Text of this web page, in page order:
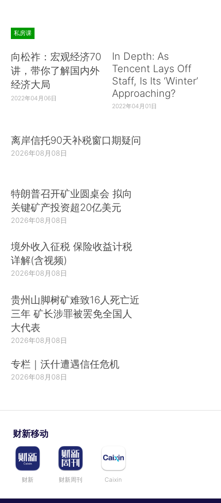
私房课
向松祚：宏观经济70
讲，带你了解国内外
经济大局
2022年04月06日
In Depth: As
Tencent Lays Off
Staff, Is Its ‘Winter’
Approaching?
2022年04月01日
离岸信托90天补税窗口期疑问
2026年08月08日
特朗普召开矿业圆桌会 拟向
关键矿产投资超20亿美元
2026年08月08日
境外收入征税 保险收益计税
详解(含视频)
2026年08月08日
贵州山脚树矿难致16人死亡近
三年 矿长涉罪被罢免全国人
大代表
2026年08月08日
专栏｜沃什遭遇信任危机
2026年08月08日
财新移动
财新 财新周刊 Caixin